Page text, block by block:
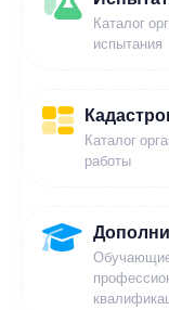
Каталог
испытания
Каталог
работы
Обучающие